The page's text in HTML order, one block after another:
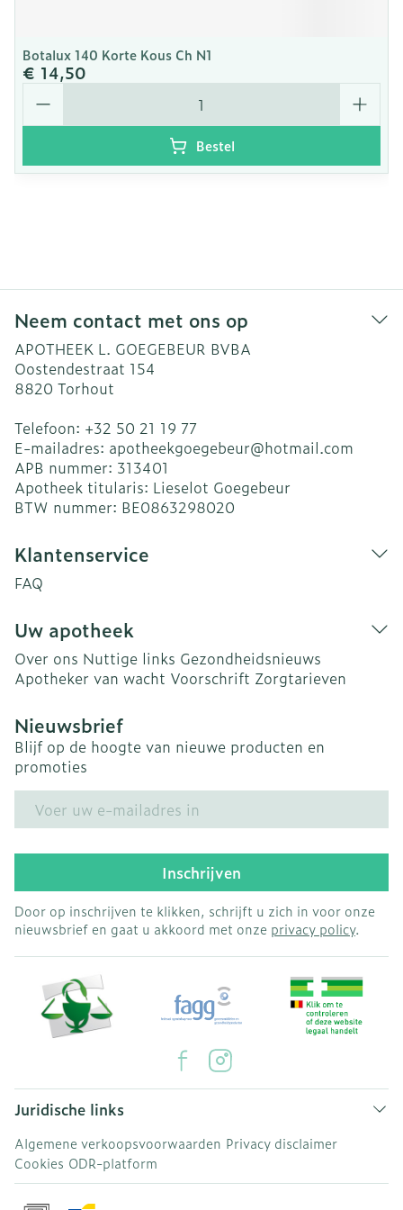
Botalux 140 Korte Kous Ch N1
€ 14,50
Aantal
Bestel
Neem contact met ons op
APOTHEEK L. GOEGEBEUR BVBA
Oostendestraat 154
8820 Torhout
Telefoon: +32 50 21 19 77
E-mailadres: apotheekgoegebeur@hotmail.com
APB nummer: 313401
Apotheek titularis: Lieselot Goegebeur
BTW nummer: BE0863298020
Klantenservice
FAQ
Uw apotheek
Over ons Nuttige links Gezondheidsnieuws
Apotheker van wacht Voorschrift Zorgtarieven
Nieuwsbrief
Blijf op de hoogte van nieuwe producten en
promoties
Inschrijven
Door op inschrijven te klikken, schrijft u zich in voor onze
nieuwsbrief en gaat u akkoord met onze privacy policy.
Juridische links
Algemene verkoopsvoorwaarden Privacy disclaimer
Cookies ODR-platform